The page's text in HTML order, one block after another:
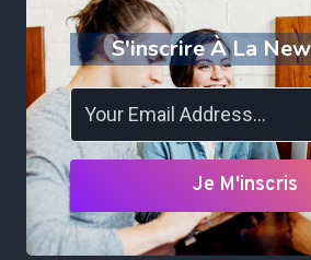
S'inscrire À La
Je M'inscris